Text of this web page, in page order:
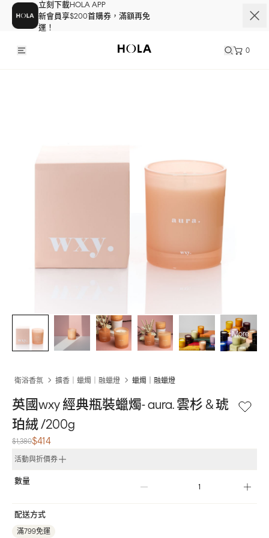
立刻下載HOLA APP
新會員享$200首購券，滿額再免
運！
0
+More
衛浴香氛 擴香｜蠟燭｜融蠟燈 蠟燭｜融蠟燈
英國wxy 經典瓶裝蠟燭- aura. 雲杉 & 琥
珀絨 /200g
$1,380$414
活動與折價券
數量
配送方式
滿799免運